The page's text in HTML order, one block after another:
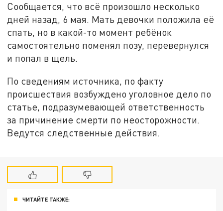
Сообщается, что всё произошло несколько
дней назад, 6 мая. Мать девочки положила её
спать, но в какой-то момент ребёнок
самостоятельно поменял позу, перевернулся
и попал в щель.
По сведениям источника, по факту
происшествия возбуждено уголовное дело по
статье, подразумевающей ответственность
за причинение смерти по неосторожности.
Ведутся следственные действия.
ЧИТАЙТЕ ТАКЖЕ: